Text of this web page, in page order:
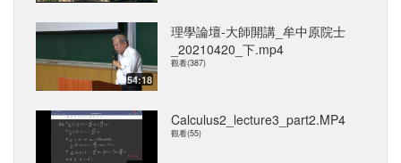
54:18
理學論壇-大師開講_牟中原院士
_20210420_下.mp4
觀看(387)
Calculus2_lecture3_part2.MP4
觀看(55)